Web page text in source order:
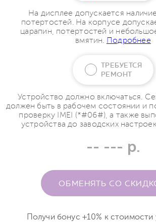
На дисплее допускается
потертостей. На корпусе
царапин, потертостей и
вмятин. Подробнее
ТРЕБУЕТСЯ
РЕМОНТ
Устройство должно включаться.
должен быть в рабочем состоянии и
проверку IMEI (*#06#), а также
устройства до заводских
-- --- р.
ОБМЕНЯТЬ СО
Получи бонус +10% к стоимости